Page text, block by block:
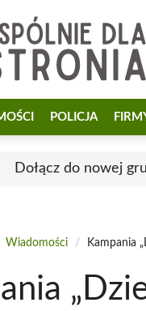
POLICJA
Dołącz do nowej
Wiadomości / Kampania